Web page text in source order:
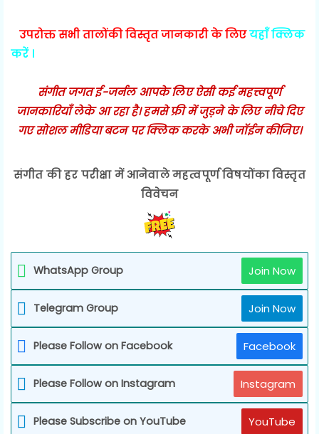
उपरोक्त सभी तालोंकी विस्तृत जानकारी के लिएयहाँ क्लिक
करें ।
संगीत जगत ई-जर्नल आपके लिए ऐसी कई महत्त्वपूर्ण
जानकारियाँ लेके आ रहा है। हमसे फ्री में जुड़ने के लिए नीचे दिए
गए सोशल मीडिया बटन पर क्लिक करके अभी जॉईन कीजिए।
संगीत की हर परीक्षा में आनेवाले महत्वपूर्ण विषयोंका विस्तृत
विवेचन
WhatsApp Group Join Now
Telegram Group Join Now
Please Follow on Facebook Facebook
Please Follow on Instagram Instagram
Please Subscribe on YouTube YouTube